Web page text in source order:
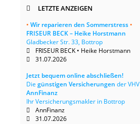
LETZTE ANZEIGEN
• Wir reparieren den Sommerstress•
FRISEUR BECK – Heike Horstmann
Gladbecker Str. 33, Bottrop
FRISEUR BECK • Heike Horstmann
31.07.2026
Jetzt bequem online abschließen!
Die günstigen Versicherungen der VHV
AnnFinanz
Ihr Versicherungsmakler in Bottrop
AnnFinanz
31.07.2026